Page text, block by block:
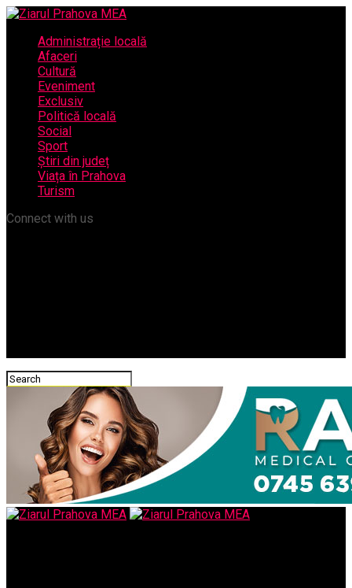
Administrație locală
Afaceri
Cultură
Eveniment
Exclusiv
Politică locală
Social
Sport
Știri din județ
Viața în Prahova
Turism
Connect with us